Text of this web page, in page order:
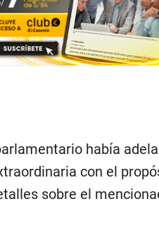
había
con el
sobre el